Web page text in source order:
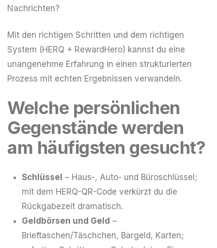
Nachrichten?
Mit den richtigen Schritten und dem richtigen
System (HERQ + RewardHero) kannst du eine
unangenehme Erfahrung in einen strukturierten
Prozess mit echten Ergebnissen verwandeln.
Welche persönlichen
Gegenstände werden
am häufigsten gesucht?
Schlüssel – Haus-, Auto- und Büroschlüssel;
mit dem HERQ-QR-Code verkürzt du die
Rückgabezeit dramatisch.
Geldbörsen und Geld –
Brieftaschen/Täschchen, Bargeld, Karten;